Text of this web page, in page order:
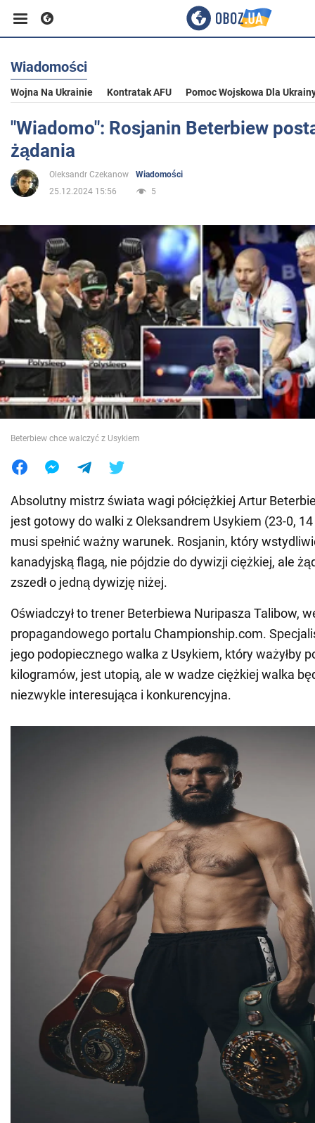
Biznes
Sport
Rozrywka
Polityka
Społeczeństwo
Wojna na Ukrainie
Świat
Jedzenie
Wiadomości
Wojna Na Ukrainie Kontratak AFU Pomoc Wojskowa Dla
"Wiadomo": Rosjanin Beterbiew
żądania
Oleksandr Czekanow
Wiadomości
25.12.2024 15:56
5
Beterbiew chce walczyć z Usykiem
Absolutny mistrz świata wagi półciężkiej Artur
jest gotowy do walki z Oleksandrem Usykiem (23-0, 14
musi spełnić ważny warunek. Rosjanin, który
kanadyjską flagą, nie pójdzie do dywizji ciężkiej, ale
zszedł o jedną dywizję niżej.
Oświadczył to trener Beterbiewa Nuripasza Talibow,
propagandowego portalu Championship.com.
jego podopiecznego walka z Usykiem, który ważyłby
kilogramów, jest utopią, ale w wadze ciężkiej walka
niezwykle interesująca i konkurencyjna.